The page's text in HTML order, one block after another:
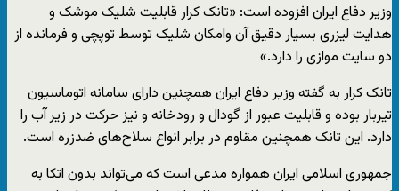
وزیر دفاع ایران افزوده است: «تانک کرار قابلیت شلیک موشک و
هدایت لیزری بسیار دقیق آن وامکان شلیک توسط توپچی و فرمانده از
دو سایت موازی را دارد.»
تانک کرار به گفته وزیر دفاع ایران همچنین دارای سامانه اتوماسیون
تیربار بوده و قابلیت عبور از گودال و رودخانه و نیز حرکت در زیر آب را
دارد. این تانک همچنین مقاوم در برابر انواع سلاح‌های ضدزره است.
جمهوری اسلامی ایران همواره مدعی است که می‌تواند بدون اتکا به